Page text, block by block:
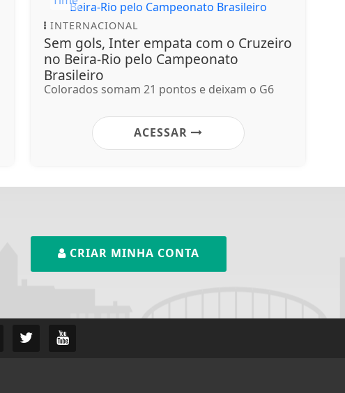
INTERNACIONAL
Sem gols, Inter empata com o Cruzeiro
no Beira-Rio pelo Campeonato
Brasileiro
Colorados somam 21 pontos e deixam o G6
ACESSAR
CRIAR MINHA CONTA